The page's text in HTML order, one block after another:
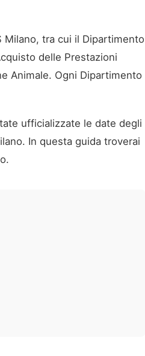
Milano, tra cui il Dipartimento
delle Prestazioni
Animale. Ogni Dipartimento
ufficializzate le date degli
In questa guida troverai